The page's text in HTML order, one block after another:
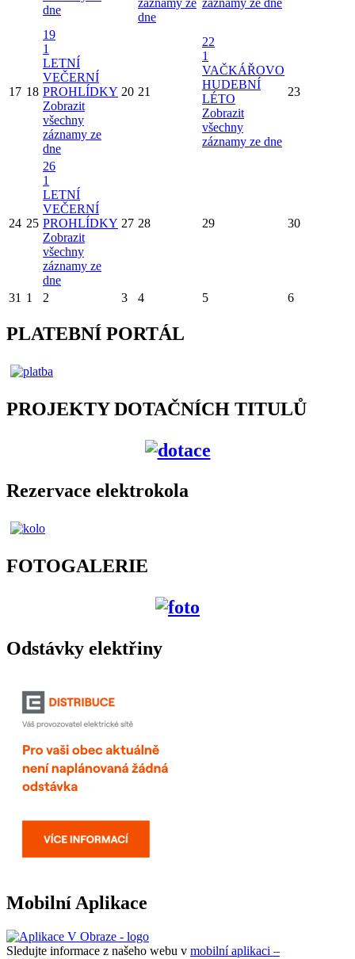
dne
záznamy ze
dne
záznamy ze dne
17 18
19
1
LETNÍ
VEČERNÍ
PROHLÍDKY
Zobrazit
všechny
záznamy ze
dne
20 21
22
1
VAČKÁŘOVO
HUDEBNÍ
LÉTO
Zobrazit
všechny
záznamy ze dne
23
24 25
26
1
LETNÍ
VEČERNÍ
PROHLÍDKY
Zobrazit
všechny
záznamy ze
dne
27 28 29 30
31 1 2 3 4 5 6
PLATEBNÍ PORTÁL
PROJEKTY DOTAČNÍCH TITULŮ
Rezervace elektrokola
FOTOGALERIE
Odstávky elektřiny
Mobilní Aplikace
Sledujte informace z našeho webu v mobilní aplikaci –